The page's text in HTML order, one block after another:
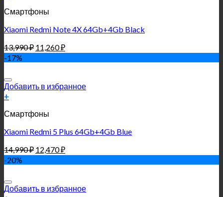
Смартфоны
Xiaomi Redmi Note 4X 64Gb+4Gb Black
13,990₽ 11,260₽
-17%
Добавить в избранное
+
Смартфоны
Xiaomi Redmi 5 Plus 64Gb+4Gb Blue
14,990₽ 12,470₽
-20%
Добавить в избранное